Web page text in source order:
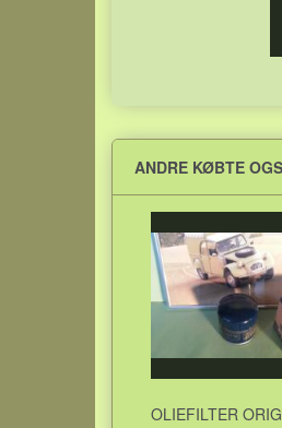
ANDRE KØBTE
OLIEFILTER